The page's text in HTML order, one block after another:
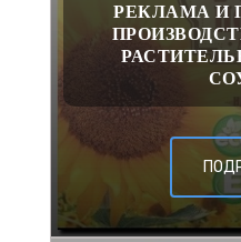
РЕКЛАМА И